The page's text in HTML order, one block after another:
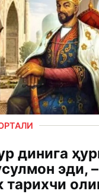
динига
эди, –
тарихчи